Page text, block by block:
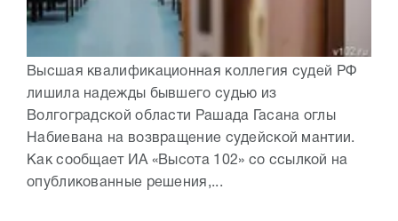
Высшая квалификационная коллегия судей РФ
лишила надежды бывшего судью из
Волгоградской области Рашада Гасана оглы
Набиевана на возвращение судейской мантии.
Как сообщает ИА «Высота 102» со ссылкой на
опубликованные решения,...